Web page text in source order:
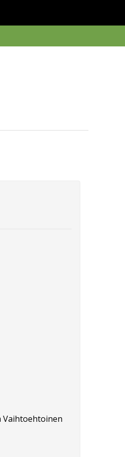
Vaihtoehtoinen